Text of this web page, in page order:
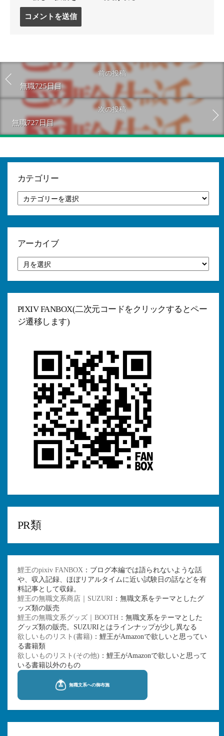
る
前の投稿
無職725日目
次の投稿
無職727日目
カテゴリー
テ
ゴ
アーカイブ
ー
カ
PIXIV FANBOX(二次元コードをクリックするとペー
ジ遷移します)
PR類
鯉王のpixiv FANBOX ：ブログ本編では語られないような話
や、収入記録、ほぼリアルタイムに近い試験日の話などを有
料記事として収録。
鯉王の無職文系商店｜SUZURI ：無職文系をテーマとしたグ
ッズ類の販売
鯉王の無職文系グッズ｜BOOTH ：無職文系をテーマとした
グッズ類の販売。SUZURIとはラインナップが少し異なる
欲しいものリスト(書籍) ：鯉王がAmazonで欲しいと思ってい
る書籍類
欲しいものリスト(その他) ：鯉王がAmazonで欲しいと思って
いる書籍以外のもの